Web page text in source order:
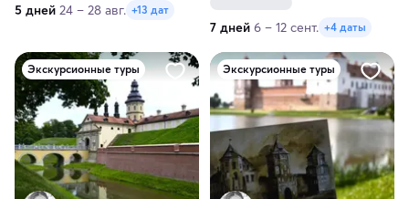
5 дней 24 – 28 авг. +13 дат
7 дней 6 – 12 сент. +4 даты
Экскурсионные туры Экскурсионные туры